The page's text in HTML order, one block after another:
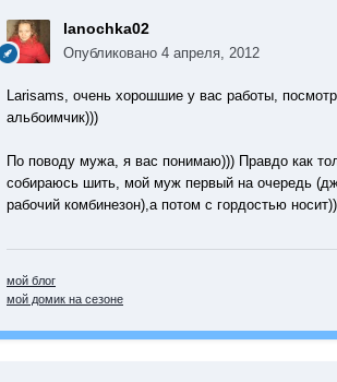
lanochka02
Опубликовано 4 апреля, 2012
Larisams, очень хорошшие у вас работы,
альбоимчик)))
По поводу мужа, я вас понимаю))) Правдо как
собираюсь шить, мой муж первый на очередь
рабочий комбинезон),а потом с гордостью
мой блог
мой домик на сезоне